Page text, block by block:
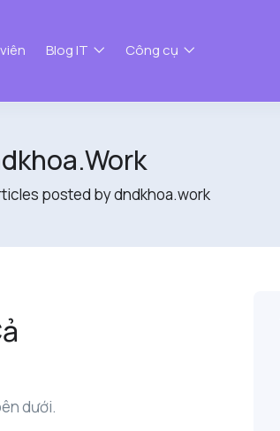
Blog IT Công cụ
posted by dndkhoa.work
dưới.